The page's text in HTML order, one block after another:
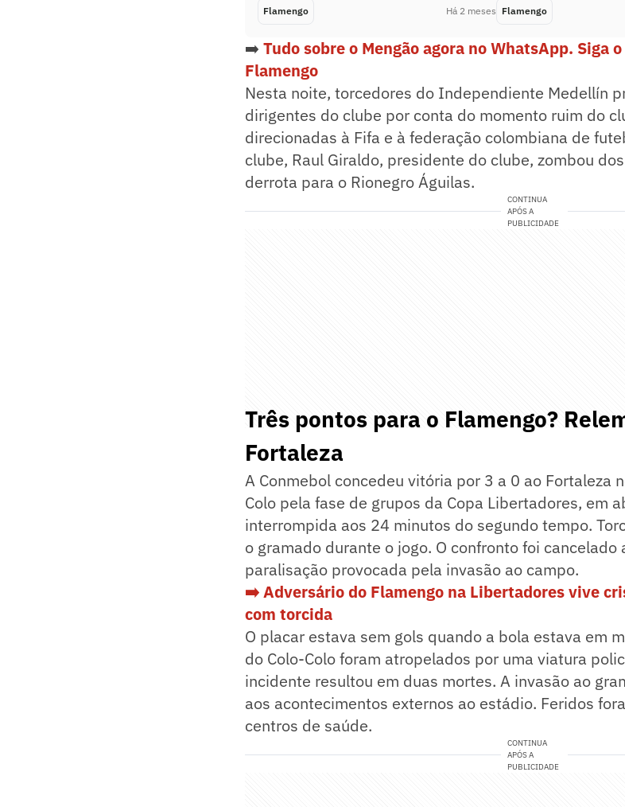
Flamengo Há 2 meses Flamengo
➡️ Tudo sobre o Mengão agora no WhatsApp. Siga
Flamengo
Nesta noite, torcedores do Independiente Medellín
dirigentes do clube por conta do momento ruim do
direcionadas à Fifa e à federação colombiana de
clube, Raul Giraldo, presidente do clube, zombou
derrota para o Rionegro Águilas.
CONTINUA
APÓS A
PUBLICIDADE
Três pontos para o Flamengo?
Fortaleza
A Conmebol concedeu vitória por 3 a 0 ao Fortaleza
Colo pela fase de grupos da Copa Libertadores, em
interrompida aos 24 minutos do segundo tempo.
o gramado durante o jogo. O confronto foi cancelado
paralisação provocada pela invasão ao campo.
➡️ Adversário do Flamengo na Libertadores vive
com torcida
O placar estava sem gols quando a bola estava em
do Colo-Colo foram atropelados por uma viatura
incidente resultou em duas mortes. A invasão ao
aos acontecimentos externos ao estádio. Feridos
centros de saúde.
CONTINUA
APÓS A
PUBLICIDADE